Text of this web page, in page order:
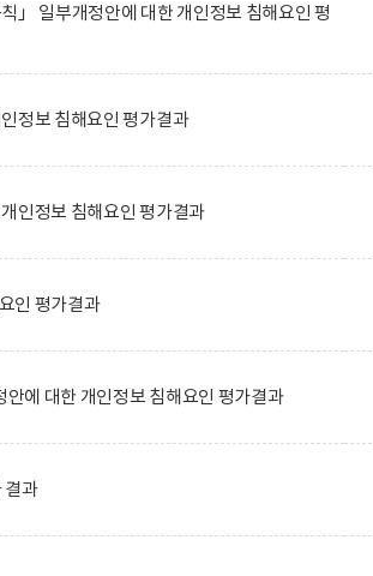
」 일부개정안에 대한 개인정보 침해요인 평
정보 침해요인 평가결과
인정보 침해요인 평가결과
인 평가결과
안에 대한 개인정보 침해요인 평가결과
결과